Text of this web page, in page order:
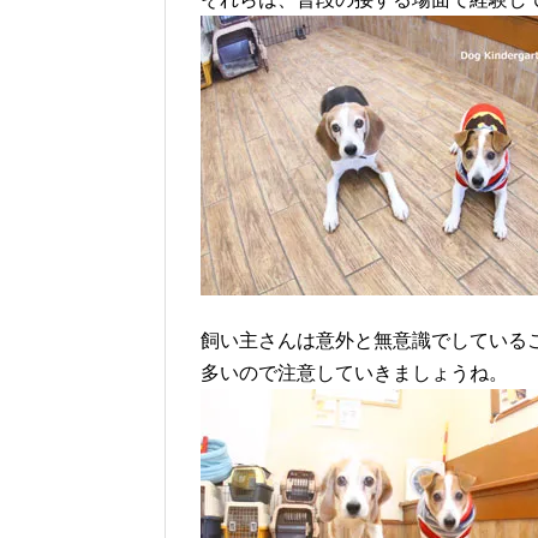
飼い主さんは意外と無意識でしている
多いので注意していきましょうね。